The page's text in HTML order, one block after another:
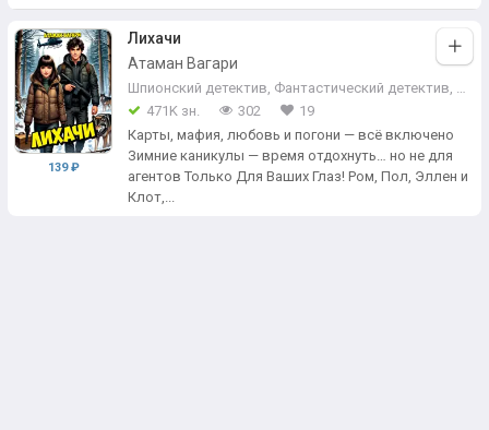
139 ₽
Лихачи
Атаман Вагари
Шпионский детектив, Фантастический детектив,
471K зн.
302
19
Карты, мафия, любовь и погони — всё включено
Зимние каникулы — время отдохнуть… но не для
агентов Только Для Ваших Глаз! Ром, Пол, Эллен и
Клот,...